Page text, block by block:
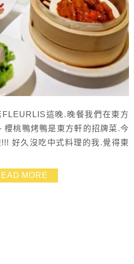
FLEURLIS這晚.晚餐我們在東方
櫻桃鴨烤鴨是東方軒的招牌菜.今
好久沒吃中式料理的我.覺得東
工木桶豆花讓人幸福的哩~~~~
!!
MORE